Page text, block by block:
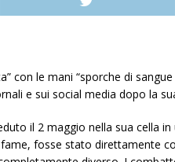
con le mani “sporche di
e sui social media dopo la
il 2 maggio nella sua cella
fosse stato direttamente